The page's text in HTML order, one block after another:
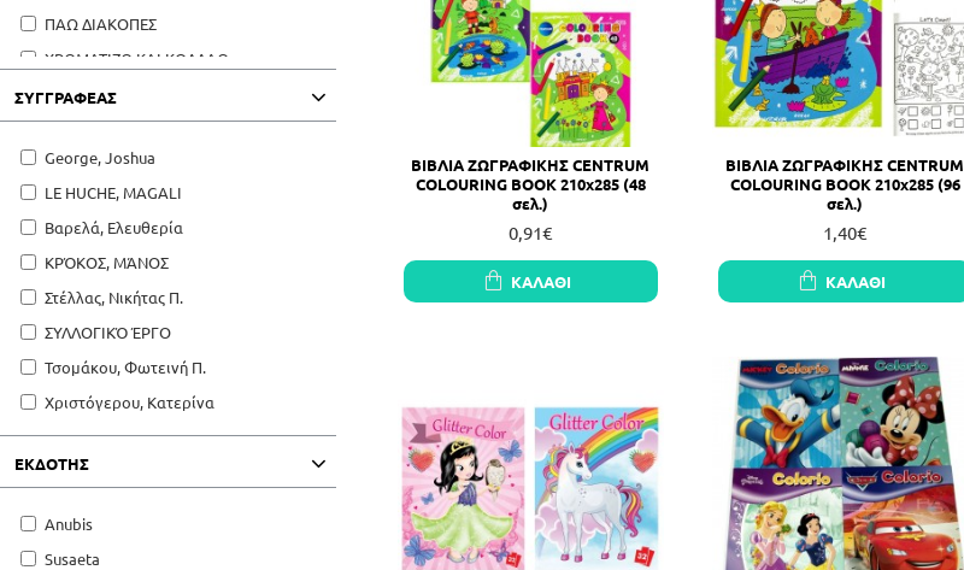
ΕΚΔΌΤΗΣ
Anubis
Susaeta
ΣΥΓΓΡΑΦΈΑΣ
George, Joshua
LE HUCHE, MAGALI
Βαρελά, Ελευθερία
ΚΡΌΚΟΣ, ΜΆΝΟΣ
Στέλλας, Νικήτας Π.
ΣΥΛΛΟΓΙΚΌ ΈΡΓΟ
Τσομάκου, Φωτεινή Π.
Χριστόγερου, Κατερίνα
ΠΑΩ ΔΙΑΚΟΠΕΣ
ΧΡΩΜΑΤΙΖΩ ΚΑΙ ΚΟΛΛΑΩ
ΒΙΒΛΙΑ ΖΩΓΡΑΦΙΚΗΣ CENTRUM
COLOURING BOOK 210x285 (48
σελ.)
0,91€
ΚΑΛΆΘΙ
ΒΙΒΛΙΑ ΖΩΓΡΑΦΙΚΗΣ CENTRUM
COLOURING BOOK 210x285 (96
σελ.)
1,40€
ΚΑΛΆΘΙ